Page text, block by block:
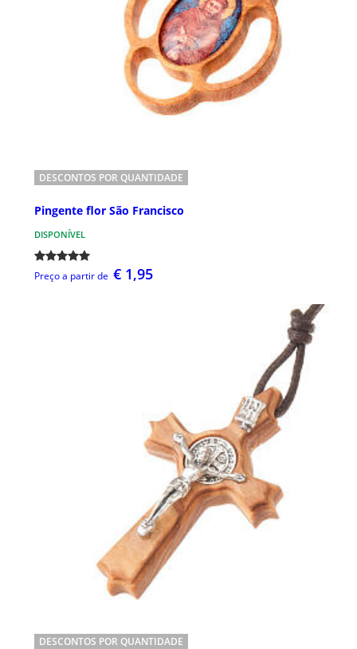
DESCONTOS POR QUANTIDADE
Pingente flor São Francisco
DISPONÍVEL
Preço a partir de € 1,95
DESCONTOS POR QUANTIDADE